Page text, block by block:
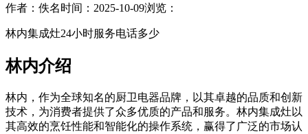
作者：佚名时间：2025-10-09浏览：
林内集成灶24小时服务电话多少
林内介绍
林内，作为全球知名的厨卫电器品牌，以其卓越的品质和创新
技术，为消费者提供了众多优质的产品和服务。林内集成灶以
其高效的烹饪性能和智能化的操作系统，赢得了广泛的市场认